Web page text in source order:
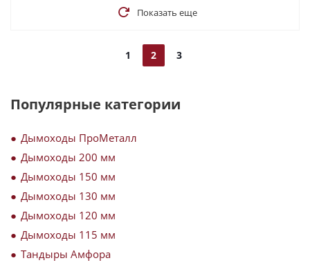
Показать еще
1 2 3
Популярные категории
Дымоходы ПроМеталл
Дымоходы 200 мм
Дымоходы 150 мм
Дымоходы 130 мм
Дымоходы 120 мм
Дымоходы 115 мм
Тандыры Амфора